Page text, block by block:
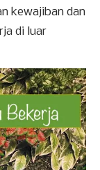
kewajiban dan
di luar